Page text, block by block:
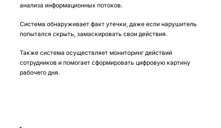
анализа информационных потоков.
Система обнаруживает факт утечки, даже если нарушитель
попытался скрыть, замаскировать свои действия.
Также система осуществляет мониторинг действий
сотрудников и помогает сформировать цифровую картину
рабочего дня.